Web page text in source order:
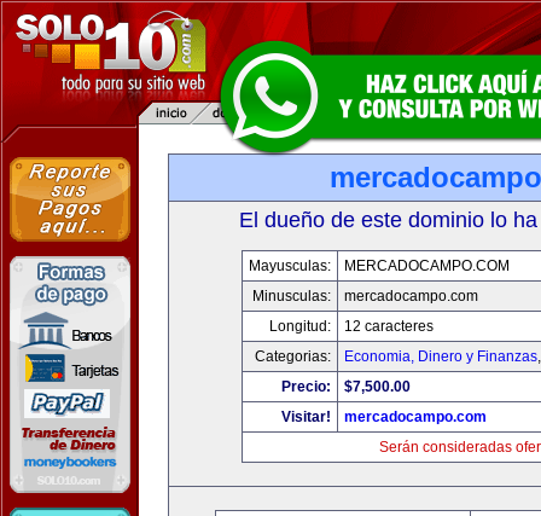
El dueño de este dominio lo
Mayusculas:
MERCADOCAMPO.COM
Minusculas:
mercadocampo.com
Longitud:
12 caracteres
Categorias:
Economia, Dinero y Finanzas
Precio:
$7,500.00
Visitar!
mercadocampo.com
Serán consideradas